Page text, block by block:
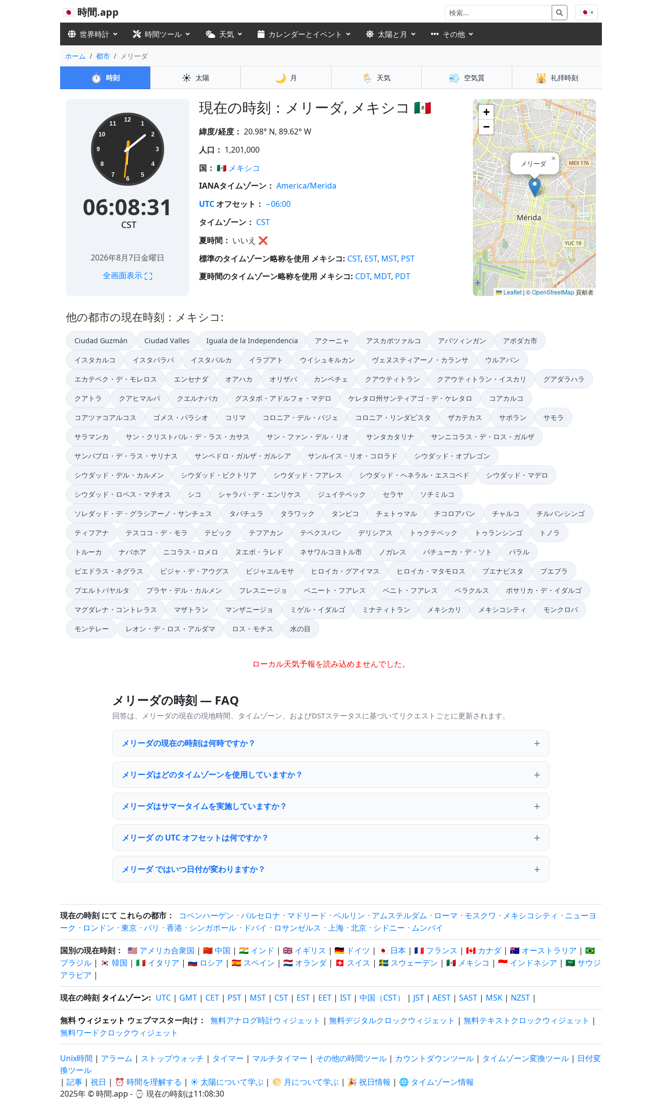
🇯🇵 時間.app 🇯🇵▾
世界時計 時間ツール 天気 カレンダーとイベント 太陽と月 その他
ホーム 都市 メリーダ
⏱️ 時刻 ☀️ 太陽 🌙 月 🌦️ 天気 💨 空気質 🕌 礼拝時刻
現在の時刻：メリーダ, メキシコ 🇲🇽
06:08:32 12
1
2
3
4
5
6
7
8
9
10
11
06:08:32
CST
2026年8月7日金曜日
全画面表示 ⛶
緯度/経度： 20.98° N, 89.62° W
人口： 1,201,000
国： 🇲🇽 メキシコ
IANAタイムゾーン： America/Merida
UTC オフセット： −06:00
タイムゾーン： CST
夏時間： いいえ ❌
標準のタイムゾーン略称を使用 メキシコ: CST, EST, MST, PST
夏時間のタイムゾーン略称を使用 メキシコ: CDT, MDT, PDT
メリーダ
×
+
−
Leaflet |©OpenStreetMap貢献者
他の都市の現在時刻：メキシコ:
Ciudad Guzmán Ciudad Valles Iguala de la Independencia アクーニャ アスカポツァルコ アパツィンガン アポダカ市
イスタカルコ イスタパラパ イスタパルカ イラプアト ウイシュキルカン ヴェヌスティアーノ・カランサ ウルアパン
エカテペク・デ・モレロス エンセナダ オアハカ オリザバ カンペチェ クアウティトラン クアウティトラン・イスカリ グアダラハラ
クアトラ クアヒマルパ クエルナバカ グスタボ・アドルフォ・マデロ ケレタロ州サンティアゴ・デ・ケレタロ コアカルコ
コアツァコアルコス ゴメス・パラシオ コリマ コロニア・デル・バジェ コロニア・リンダビスタ ザカテカス サポラン サモラ
サラマンカ サン・クリストバル・デ・ラス・カサス サン・ファン・デル・リオ サンタカタリナ サンニコラス・デ・ロス・ガルザ
サンパブロ・デ・ラス・サリナス サンペドロ・ガルザ・ガルシア サンルイス・リオ・コロラド シウダッド・オブレゴン
シウダッド・デル・カルメン シウダッド・ビクトリア シウダッド・フアレス シウダッド・ヘネラル・エスコベド シウダッド・マデロ
シウダッド・ロペス・マテオス シコ シャラパ・デ・エンリケス ジュイテペック セラヤ ソチミルコ
ソレダッド・デ・グラシアーノ・サンチェス タパチュラ タラワック タンピコ チェトゥマル チコロアパン チャルコ チルパンシンゴ
ティフアナ テスココ・デ・モラ テピック テフアカン テペクスパン デリシアス トゥクテペック トゥランシンゴ トノラ
トルーカ ナバホア ニコラス・ロメロ ヌエボ・ラレド ネサワルコヨトル市 ノガレス パチューカ・デ・ソト パラル
ピエドラス・ネグラス ビジャ・デ・アウグス ビジャエルモサ ヒロイカ・グアイマス ヒロイカ・マタモロス ブエナビスタ プエブラ
プエルトバヤルタ プラヤ・デル・カルメン フレスニージョ ベニート・フアレス ベニト・フアレス ベラクルス ポサリカ・デ・イダルゴ
マグダレナ・コントレラス マザトラン マンザニージョ ミゲル・イダルゴ ミナティトラン メキシカリ メキシコシティ モンクロバ
モンテレー レオン・デ・ロス・アルダマ ロス・モチス 水の目
ローカル天気予報を読み込めませんでした。
メリーダの時刻 — FAQ
回答は、メリーダの現在の現地時間、タイムゾーン、およびDSTステータスに基づいてリクエストごとに更新されます。
メリーダの現在の時刻は何時ですか？
メリーダはどのタイムゾーンを使用していますか？
メリーダはサマータイムを実施していますか？
メリーダ の UTC オフセットは何ですか？
メリーダ ではいつ日付が変わりますか？
現在の時刻 にて これらの都市： コペンハーゲン · バルセロナ · マドリード · ベルリン · アムステルダム · ローマ · モスクワ · メキシコシティ · ニューヨ
ーク · ロンドン · 東京 · パリ · 香港 · シンガポール · ドバイ · ロサンゼルス · 上海 · 北京 · シドニー · ムンバイ
国別の現在時刻： 🇺🇸 アメリカ合衆国 | 🇨🇳 中国 | 🇮🇳 インド | 🇬🇧 イギリス | 🇩🇪 ドイツ | 🇯🇵 日本 | 🇫🇷 フランス | 🇨🇦 カナダ| 🇦🇺 オーストラリア | 🇧🇷
ブラジル | 🇰🇷 韓国 | 🇮🇹 イタリア | 🇷🇺 ロシア | 🇪🇸 スペイン | 🇳🇱 オランダ| 🇨🇭 スイス | 🇸🇪 スウェーデン | 🇲🇽 メキシコ | 🇮🇩 インドネシア | 🇸🇦 サウジ
アラビア |
現在の時刻 タイムゾーン: UTC | GMT | CET | PST | MST | CST | EST | EET | IST | 中国（CST） | JST | AEST | SAST | MSK | NZST |
無料 ウィジェット ウェブマスター向け： 無料アナログ時計ウィジェット | 無料デジタルクロックウィジェット | 無料テキストクロックウィジェット |
無料ワードクロックウィジェット
Unix時間 | アラーム | ストップウォッチ | タイマー | マルチタイマー | その他の時間ツール | カウントダウンツール | タイムゾーン変換ツール | 日付変
換ツール
| 記事 | 祝日 | ⏰ 時間を理解する | ☀️ 太陽について学ぶ | 🌕 月について学ぶ | 🎉 祝日情報 | 🌐 タイムゾーン情報
2025年 © 時間.app - ⌚ 現在の時刻は11:08:31